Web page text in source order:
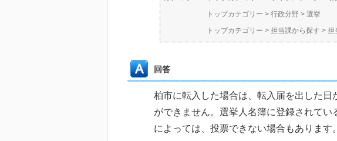
トップカテゴリー > 行政分野 > 選挙
トップカテゴリー > 担当課から探す > 担
回答
柏市に転入した場合は、転入届を出した
ができません。選挙人名簿に登録されて
によっては、投票できない場合もあります。